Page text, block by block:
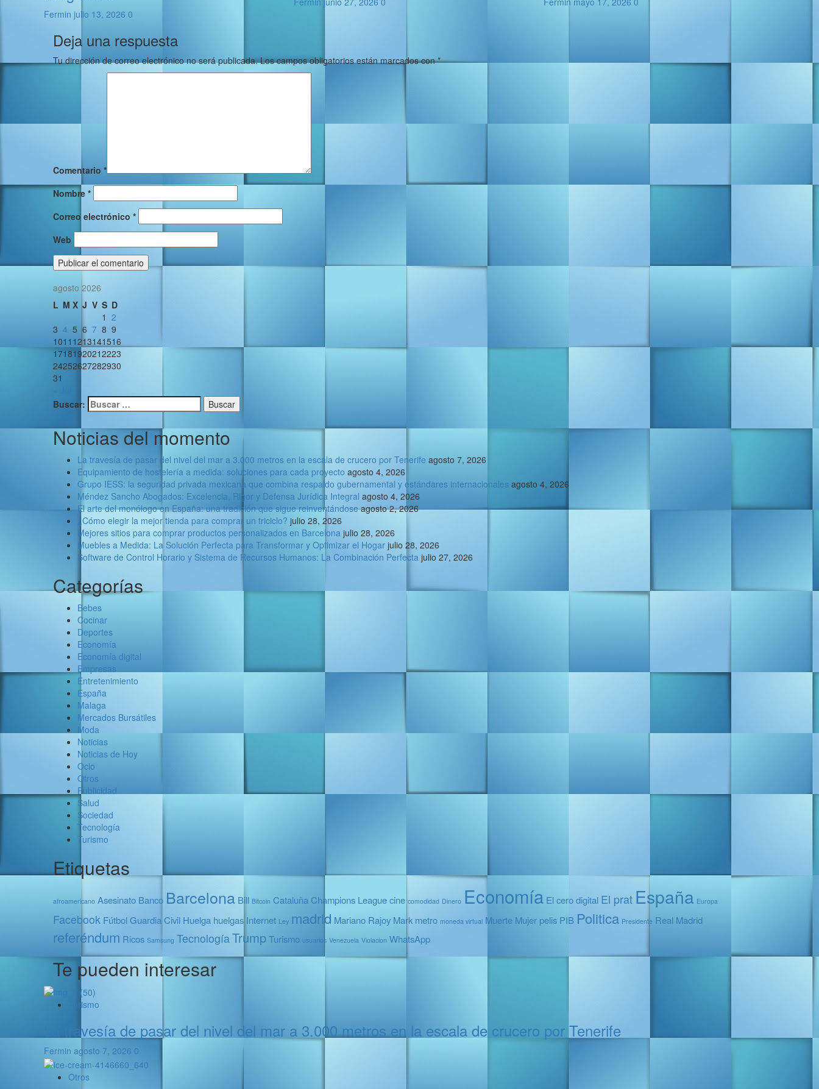
Fermin julio 13, 2026 0
Deja una respuesta
Tu dirección de correo electrónico no será publicada. Los campos obligatorios están marcados con*
Comentario *
Nombre *
Correo electrónico *
Web
agosto 2026
L M X J V S D
1 2
3 4 5 6 7 8 9
1011 1213141516
17181920212223
24252627282930
31
Buscar:
Noticias del momento
La travesía de pasar del nivel del mar a 3.000 metros en la escala de crucero por Tenerife agosto 7, 2026
Equipamiento de hostelería a medida: soluciones para cada proyecto agosto 4, 2026
Grupo IESS: la seguridad privada mexicana que combina respaldo gubernamental y estándares internacionales agosto 4, 2026
Méndez Sancho Abogados: Excelencia, Rigor y Defensa Jurídica Integral agosto 4, 2026
El arte del monólogo en España: una tradición que sigue reinventándose agosto 2, 2026
¿Cómo elegir la mejor tienda para comprar un triciclo? julio 28, 2026
Mejores sitios para comprar productos personalizados en Barcelona julio 28, 2026
Muebles a Medida: La Solución Perfecta para Transformar y Optimizar el Hogar julio 28, 2026
Software de Control Horario y Sistema de Recursos Humanos: La Combinación Perfecta julio 27, 2026
Categorías
Bebes
Cocinar
Deportes
Economía
Economía digital
Empresas
Entretenimiento
España
Malaga
Mercados Bursátiles
Moda
Noticias
Noticias de Hoy
Ocio
Otros
Publicidad
Salud
Sociedad
Tecnología
Turismo
Etiquetas
afroamericano Asesinato Banco Barcelona Bill Bitcoin Cataluña Champions Leaguecine comodidad Dinero Economía El cero digital El prat España Europa
Facebook FútbolGuardia Civil Huelga huelgas Internet Ley madrid Mariano Rajoy Mark metro moneda virtual Muerte Mujer pelis PIB Politica Presidente Real Madrid
referéndum Ricos Samsung TecnologíaTrumpTurismo usuarios Venezuela Violacion WhatsApp
Te pueden interesar
Turismo
La travesía de pasar del nivel del mar a 3.000 metros en la escala de crucero por Tenerife
Fermin agosto 7, 2026 0
Otros